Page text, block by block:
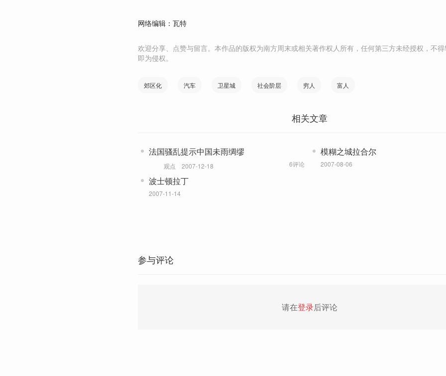
网络编辑：瓦特
欢迎分享、点赞与留言。本作品的版权为南方周末或相关著作权人所有，任何第三方未经授权，不
即为侵权。
郊区化 汽车 卫星城 社会阶层 穷人 富人
相关文章
法国骚乱提示中国未雨绸缪
观点 2007-12-18 6评论
模糊之城拉合尔
2007-08-06
波士顿拉丁
2007-11-14
参与评论
请在登录后评论